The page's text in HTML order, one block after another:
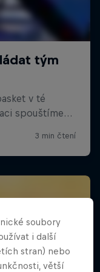
soubory
i další
stran) nebo
větší